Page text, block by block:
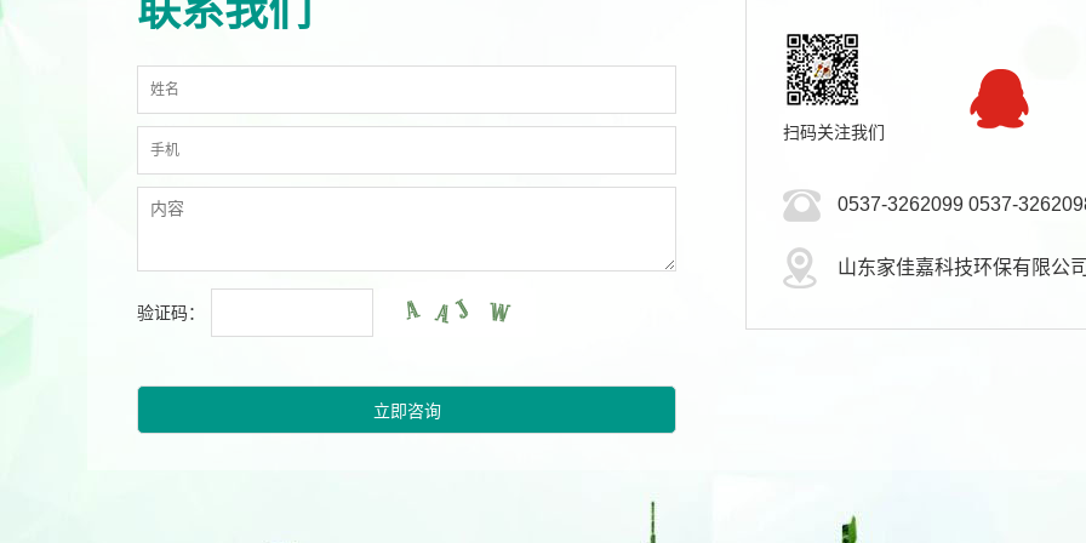
联系我们
验证码：
扫码关注我们
0537-3262099 0537-
山东家佳嘉科技环保有限公